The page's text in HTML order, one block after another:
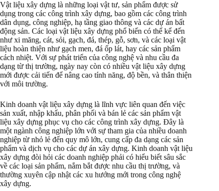
Vật liệu xây dựng là những loại vật tư, sản phẩm được sử
dụng trong các công trình xây dựng, bao gồm các công trình
dân dụng, công nghiệp, hạ tầng giao thông và các dự án bất
động sản. Các loại vật liệu xây dựng phổ biến có thể kể đến
như xi măng, cát, sỏi, gạch, đá, thép, gỗ, sơn, và các loại vật
liệu hoàn thiện như gạch men, đá ốp lát, hay các sản phẩm
cách nhiệt. Với sự phát triển của công nghệ và nhu cầu đa
dạng từ thị trường, ngày nay còn có nhiều vật liệu xây dựng
mới được cải tiến để nâng cao tính năng, độ bền, và thân thiện
với môi trường.
Kinh doanh vật liệu xây dựng là lĩnh vực liên quan đến việc
sản xuất, nhập khẩu, phân phối và bán lẻ các sản phẩm vật
liệu xây dựng phục vụ cho các công trình xây dựng. Đây là
một ngành công nghiệp lớn với sự tham gia của nhiều doanh
nghiệp từ nhỏ lẻ đến quy mô lớn, cung cấp đa dạng các sản
phẩm và dịch vụ cho các dự án xây dựng. Kinh doanh vật liệu
xây dựng đòi hỏi các doanh nghiệp phải có hiểu biết sâu sắc
về các loại sản phẩm, nắm bắt được nhu cầu thị trường, và
thường xuyên cập nhật các xu hướng mới trong công nghệ
xây dựng.